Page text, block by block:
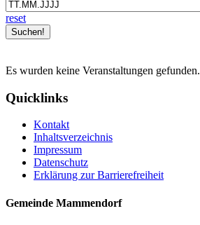
reset
Es wurden keine Veranstaltungen gefunden.
Quicklinks
Kontakt
Inhaltsverzeichnis
Impressum
Datenschutz
Erklärung zur Barrierefreiheit
Gemeinde Mammendorf